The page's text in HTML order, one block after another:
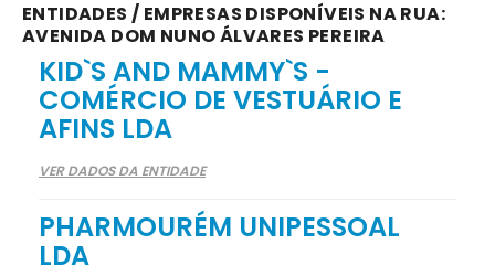
ENTIDADES / EMPRESAS DISPONÍVEIS NA RUA:
AVENIDA DOM NUNO ÁLVARES PEREIRA
KID`S AND MAMMY`S -
COMÉRCIO DE VESTUÁRIO E
AFINS LDA
VER DADOS DA ENTIDADE
PHARMOURÉM UNIPESSOAL
LDA